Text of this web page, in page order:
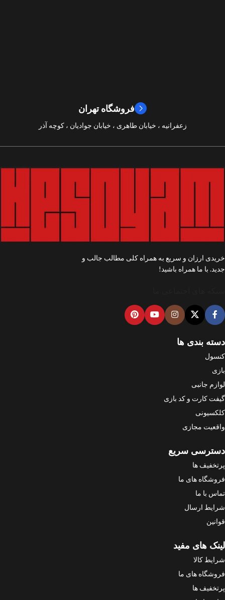
فروشگاه تهران
زعفرانیه ، خیابان طاهری ، خیابان جوادیان ، کوچه آذر
خریدی ارزان و سریع به همراه کلی مطالب جالب و
جدید. با ما همراه باشید!
دسته بندی ها
کنسول
بازی
لوازم جانبی
گیفت کارت و کد بازی
کلکسیونی
واقعیت مجازی
دسترسی سریع
پرتخفیف ها
فروشگاه های ما
تماس با ما
شرایط ارسال
قوانین
لینک های مفید
شرایط کالا
فروشگاه های ما
پرتخفیف ها